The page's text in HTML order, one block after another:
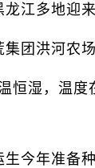
多地迎来
洪河农场
湿，温度在
年准备种